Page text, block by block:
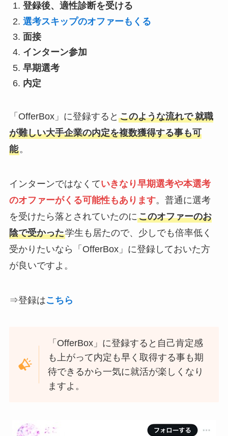
登録後、適性診断を受ける
選考スキップのオファーもくる
面接
インターン参加
早期選考
内定
「OfferBox」に登録すると このような流れで 就職
が難しい大手企業の内定を複数獲得する事も可
能。
インターンではなくていきなり早期選考や本選考
のオファーがくる可能性もあります。普通に選考
を受けたら落とされていたのにこのオファーのお
陰で受かった学生も居たので、少しでも倍率低く
受かりたいなら「OfferBox」に登録しておいた方
が良いですよ。
⇒登録はこちら
「OfferBox」に登録すると自己肯定感
も上がって内定も早く取得する事も期
待できるから一気に就活が楽しくなり
ますよ。